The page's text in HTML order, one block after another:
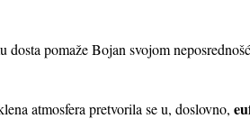
pomaže Bojan svojom
atmosfera pretvorila se u, doslovno,